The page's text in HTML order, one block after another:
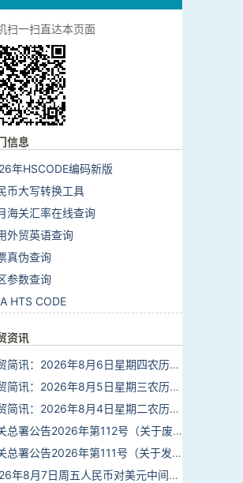
扫一扫直达本页面
信息
年HSCODE编码新版
币大写转换工具
海关汇率在线查询
外贸英语查询
真伪查询
参数查询
HTS CODE
资讯
外贸简讯：2026年8月6日星期四农历六月廿四
外贸简讯：2026年8月5日星期三农历六月廿三
外贸简讯：2026年8月4日星期二农历六月廿二
海关总署公告2026年第112号（关于废止部分卫生检疫类规范性文件的公告）
海关总署公告2026年第111号（关于发布《进出境动植物检疫处理监督管理工作规定》《进出境卫生处理监督管理工作规定》的公告）
2026年8月7日周五人民币对美元中间价报6.7904调贬9个基点